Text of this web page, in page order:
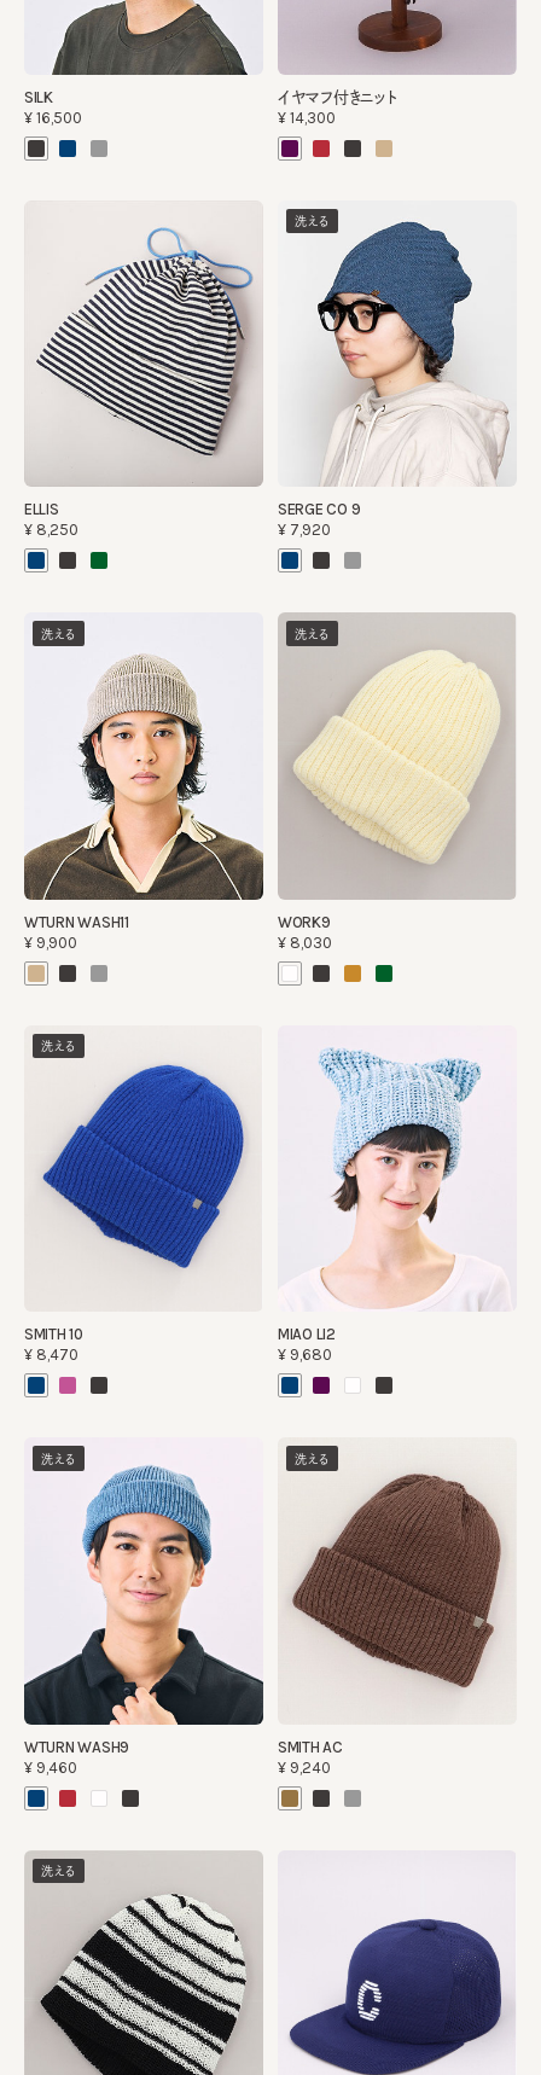
SILK
¥16,500
イヤマフ付きニット
¥14,300
ELLIS
¥8,250
洗える
SERGE CO 9
¥7,920
洗える
WTURN WASH11
¥9,900
洗える
WORK9
¥8,030
洗える
SMITH 10
¥8,470
MIAO LI2
¥9,680
洗える
WTURN WASH9
¥9,460
洗える
SMITH AC
¥9,240
洗える